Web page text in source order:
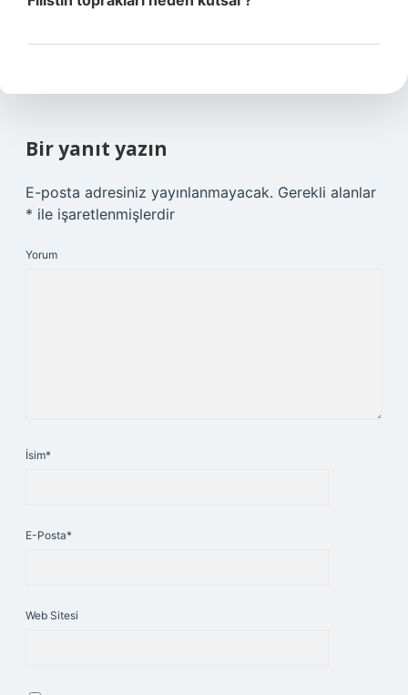
Bir yanıt yazın
E-posta adresiniz yayınlanmayacak. Gerekli alanlar
* ile işaretlenmişlerdir
Yorum
İsim*
E-Posta*
Web Sitesi